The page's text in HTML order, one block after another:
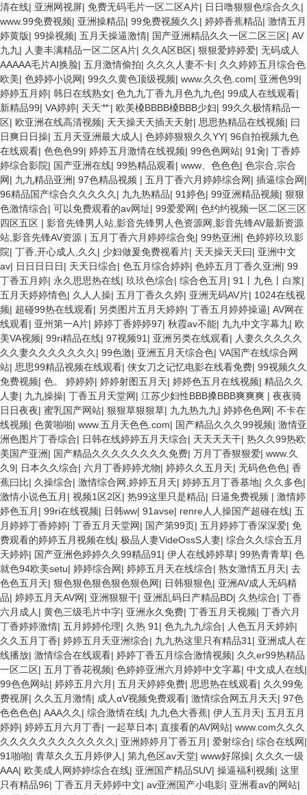
清在线| 亚洲网视屏| 免费无码毛片一区二区A片| 日日噜狠狠色综合久久 |
www.99免费视频| 亚洲操精品| 99免费视频久久 | 婷婷香蕉精品| 激情五月
婷黄版| 99操视频| 五月天操逼激情| 国产亚洲精品久久一区二区三区| AV
九九| 人妻丰满精品一区二区A片| 久久A区B区| 狠狠爱婷婷爱| 无码成人
AAAAA毛片AI换脸| 五月激情偷拍| 久久久人妻不卡| 久久婷婷五月综合色
欧美| 色婷婷小说网| 99久久黄色顶级视频| www.久久色.com| 亚洲色99|
婷婷五月婷| 韩日在线熟女| 色九九丁香九月色九九色| 99成人在线观看|
新精品99| VA婷婷| 天天艹| 欧美槡BBBB槡BBB少妇| 99久久极情精品一
区| 欧亚洲在线高清视频| 天天操天天插天天射| 思思热精品在线视频| 曰
日爽日日操| 五月天亚洲最大成人 | 色婷婷狠狠久久YY| 96自拍视频九色
在线观看| 色色色99| 婷婷五月激情在线视频| 99色色网站| 91肏| 丁香婷
婷综合影院| 国产亚洲在线| 99热精品观看| www、色色色| 色宗合,宗合
网| 九九精品亚洲| 97色精品视频 | 五月丁香六月婷婷综合网| 插逼综合网|
96精品国产综合久久久久久 | 九九热精品| 91婷色| 99亚洲精品视频| 狠狠
色激情综合| 可以免费观看的av网址| 99爱爱网| 色约约视频一区二区三区
四区五区 | 影音先锋男人站,影音先锋男人色资源网,影音先锋AV最新资源
站,影音先锋AV资源 | 五月丁香六月婷婷综合免| 99热亚洲| 色婷婷玖玖影
院| 丁香,开心成人,久久 | 少妇做爰免费视看片| 天天操天天曰| 亚洲中文
av| 日日日日日| 天天日综合| 色五月综合婷婷| 色婷五月丁香久亚洲| 99
丁香五月婷| 永久思思热在线| 玖玖色综合| 综合色五月 | 91丨九色丨白浆|
五月天婷婷情色| 久人人操| 五月丁香久久婷| 亚洲无码AV片| 1024在线视
频| 超碰99热在线观看| 另类图片五月天婷婷| 丁香五月婷婷操逼| AV网在
线观看| 亚州第一A片| 婷婷丁香婷婷97| 秋霞av不能| 九九中文字幕九| 欧
美VA视频| 99ri精品在线| 97视频91 | 亚洲另类在线观看| 人妻久久久久久
久久妻久久久久久久久 | 99色激| 亚洲五月天综合色| VA国产在线综合网
站| 思思99精品视频在线观看| 侠女刀之记忆电影在线看免费| 99视频久久
免费视频| 色。 婷婷婷| 婷婷射图五月天| 婷婷色五月在线视频| 精品久久
人妻| 九九操操| 丁香五月天堂网| 江苏少妇性BBB搡BBB爽爽爽 | 夜夜骑
日日夜夜| 蜜乳国产网站| 狠狠草狠狠草| 九九热九九| 婷婷色色网| 不卡在
线视频| 色黄啪啪| www.五月天色色.com| 国产精品久久久99视频| 激情亚
洲色图片丁香综合| 日韩在线婷婷五月天综合| 天天天天干| 热久久99热欧
美国产亚洲| 国产精品久久久久久久久久免费| 万月丁香狠狠爱| www.久
久9| 日本久久综合| 六月丁香婷婷尤物| 婷婷久久五月天| 无码色色色| 香
蕉曰比| 久操综合| 激情综合网,婷婷五月天| 婷婷五月丁香基地| 久久多色|
激情小说色五月 | 视频1区2区| 热99这里只是精品| 日逼免费视频 | 激情婷
婷色五月 | 99ri在线视频| 日韩ww| 91avse| renre人人操国产超碰在线| 五
月婷婷丁香婷婷| 丁香五月天堂网| 国产第99页| 五月婷婷丁香深深爱| 免
费观看的婷婷五月视频在线| 极品人妻VideOssS人妻| 综合久久综合五月
天婷婷| 国产亚洲色婷婷久久99精品91 | 伊人在线婷婷草| 99热青青草| 色
就色94欧美setu| 婷婷综合网| 婷婷五月天在线综合| 熟女激情五月天| 去
色色五月天| 狠色狠色狠色狠色狠色网| 日韩狠狠色| 亚洲AV成人无码精
品| 婷婷五月天AV网| 亚洲狠狠干| 亚洲乱码日产精品BD| 久热综合| 丁香
六月成人 | 黄色三级毛片中字| 亚洲永久免费| 丁香五月天视频| 丁香六月
丁香婷婷激情| 五月婷婷伦理| 久热 91 | 色九九九综合| 人色五月天婷婷|
久久五月丁香| 婷婷五月天亚洲综合| 九九热这里只有精品31 | 亚洲成人在
线播放| 激情综合在线观看| 婷婷丁香五月综合激情视频| 久久er99热精品
一区二区| 五月丁香花视频| 色婷婷亚洲六月婷婷中文字幕| 中文成人在线|
99色色网站| 婷婷五月六月 | 五月天婷婷免费| 思思热在线观看| 久久99免
费视屏| 久久五月激情| 成人αV视频免费观看| 激情综合网五月天天| 97色
色色色色| AAA久久 | 综合激情在线| 九九色大香蕉| 伊人五月天| 五月五月
婷婷| 婷婷五月六月丁香| 一起草日本| 直接看的AV网站| www.com久久久
久久久久久久久久久久久久 | 亚洲婷婷月丁香五月 | 爱射综合| 综合在线网|
91啪啪| 青草久久五月婷伊人 | 第九色区av天堂| www好屌操| 久久久一级
AAA| 欧美成人网婷婷综合在线| 亚洲国产精品SUV| 操逼福利视频| 这里
只有精品96| 丁香五月天婷婷中文| av亚洲国产小电影| 亚洲看av的网站|